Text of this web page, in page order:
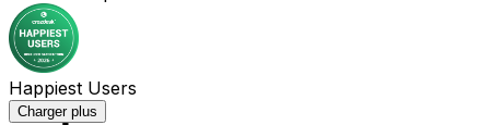
Happiest Users
Charger plus